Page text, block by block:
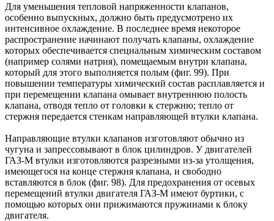
Для уменьшения тепловой напряженности клапанов,
особенно выпускных, должно быть предусмотрено их
интенсивное охлаждение. В последнее время некоторое
распространение начинают получать клапаны, охлаждение
которых обеспечивается специальным химическим составом
(например солями натрия), помещаемым внутри клапана,
который для этого выполняется полым (фиг. 99). При
повышении температуры химический состав расплавляется и
при перемещении клапана омывает внутреннюю полость
клапана, отводя тепло от головки к стержню; тепло от
стержня передается стенкам направляющей втулки клапана.
Направляющие втулки клапанов изготовляют обычно из
чугуна и запрессовывают в блок цилиндров. У двигателей
ГАЗ-М втулки изготовляются разрезными из-за утолщения,
имеющегося на конце стержня клапана, и свободно
вставляются в блок (фиг. 98). Для предохранения от осевых
перемещений втулки двигателя ГАЗ-М имеют буртики, с
помощью которых они прижимаются пружинами к блоку
двигателя.